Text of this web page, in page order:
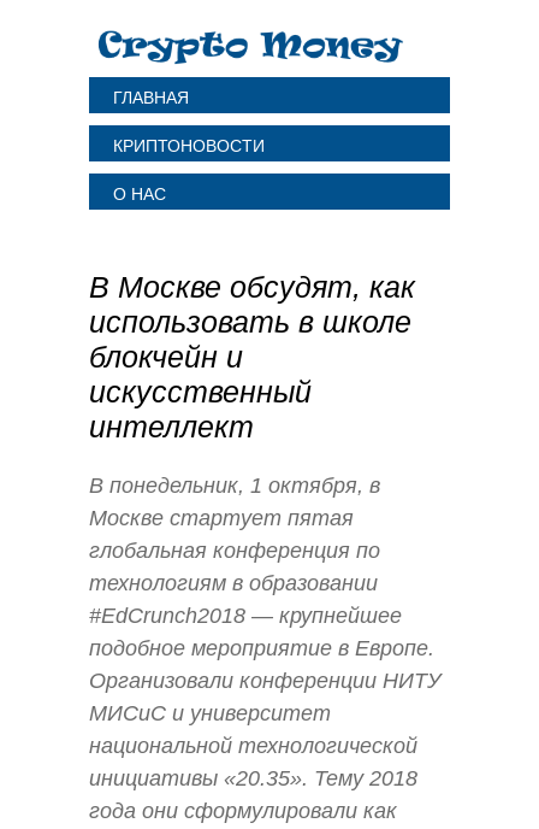
ГЛАВНАЯ
КРИПТОНОВОСТИ
О НАС
В Москве обсудят, как
использовать в школе
блокчейн и
искусственный
интеллект
В понедельник, 1 октября, в
Москве стартует пятая
глобальная конференция по
технологиям в образовании
#EdCrunch2018 — крупнейшее
подобное мероприятие в Европе.
Организовали конференции НИТУ
МИСиС и университет
национальной технологической
инициативы «20.35». Тему 2018
года они сформулировали как